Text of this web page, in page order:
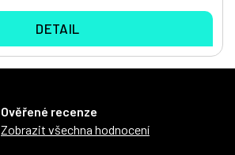
DETAIL
Ověřené recenze
Zobrazit všechna hodnocení